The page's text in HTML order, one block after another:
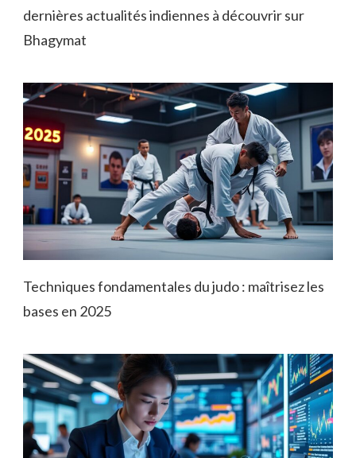
dernières actualités indiennes à découvrir sur
Bhagymat
Techniques fondamentales du judo : maîtrisez les
bases en 2025